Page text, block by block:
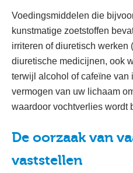
Voedingsmiddelen die
kunstmatige zoetstoffen
irriteren of diuretisch werken
diuretische medicijnen, ook
terwijl alcohol of cafeïne van
vermogen van uw lichaam
waardoor vochtverlies wordt
De oorzaak van
vaststellen